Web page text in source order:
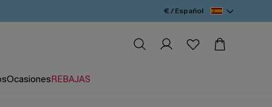
€ / Español
OcasionesREBAJAS